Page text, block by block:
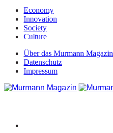
Economy
Innovation
Society
Culture
Über das Murmann Magazin
Datenschutz
Impressum